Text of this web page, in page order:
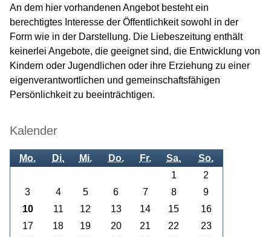
An dem hier vorhandenen Angebot besteht ein
berechtigtes Interesse der Öffentlichkeit sowohl in der
Form wie in der Darstellung. Die Liebeszeitung enthält
keinerlei Angebote, die geeignet sind, die Entwicklung von
Kindern oder Jugendlichen oder ihre Erziehung zu einer
eigenverantwortlichen und gemeinschaftsfähigen
Persönlichkeit zu beeinträchtigen.
Kalender
Mo. Di. Mi. Do. Fr. Sa. So.
1
2
3
4 5 6 7 8
9
10
11 12 13 14 15
16
17
18 19 20 21 22
23